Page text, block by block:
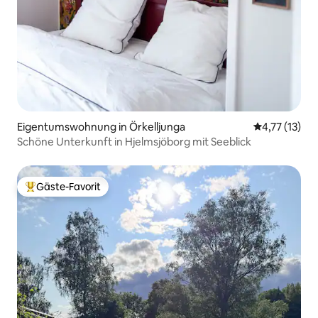
Eigentumswohnung in Örkelljunga
4,77 (13)
Schöne Unterkunft in Hjelmsjöborg mit Seeblick
Beliebter Gäste-Favorit.
Gäste-Favorit